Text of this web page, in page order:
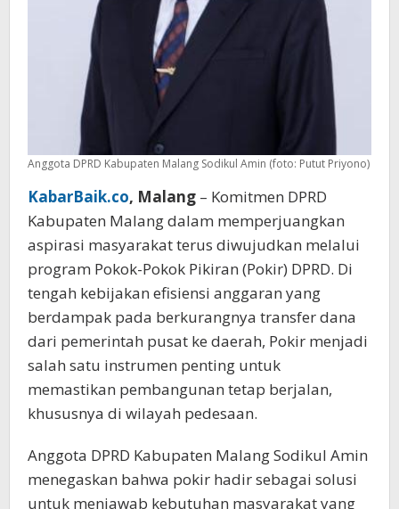
Anggota DPRD Kabupaten Malang Sodikul Amin (foto: Putut Priyono)
KabarBaik.co, Malang – Komitmen DPRD
Kabupaten Malang dalam memperjuangkan
aspirasi masyarakat terus diwujudkan melalui
program Pokok-Pokok Pikiran (Pokir) DPRD. Di
tengah kebijakan efisiensi anggaran yang
berdampak pada berkurangnya transfer dana
dari pemerintah pusat ke daerah, Pokir menjadi
salah satu instrumen penting untuk
memastikan pembangunan tetap berjalan,
khususnya di wilayah pedesaan.
Anggota DPRD Kabupaten Malang Sodikul Amin
menegaskan bahwa pokir hadir sebagai solusi
untuk menjawab kebutuhan masyarakat yang